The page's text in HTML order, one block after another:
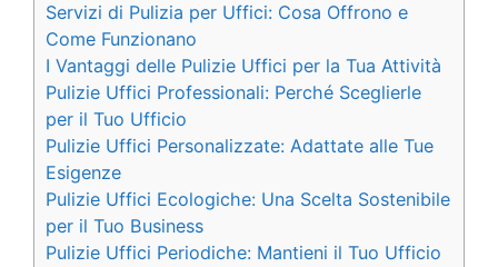
Servizi di Pulizia per Uffici: Cosa Offrono e
Come Funzionano
I Vantaggi delle Pulizie Uffici per la Tua Attività
Pulizie Uffici Professionali: Perché Sceglierle
per il Tuo Ufficio
Pulizie Uffici Personalizzate: Adattate alle Tue
Esigenze
Pulizie Uffici Ecologiche: Una Scelta Sostenibile
per il Tuo Business
Pulizie Uffici Periodiche: Mantieni il Tuo Ufficio